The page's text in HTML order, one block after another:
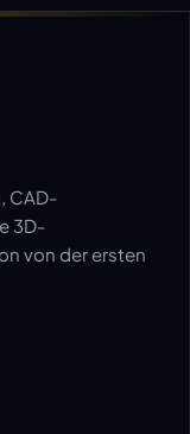
CAD-
3D-
von der ersten